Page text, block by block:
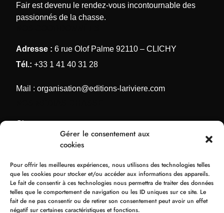
Gérer le consentement aux
cookies
Pour offrir les meilleures expériences, nous utilisons des technologies telles
que les cookies pour stocker et/ou accéder aux informations des appareils.
Le fait de consentir à ces technologies nous permettra de traiter des données
telles que le comportement de navigation ou les ID uniques sur ce site. Le
fait de ne pas consentir ou de retirer son consentement peut avoir un effet
négatif sur certaines caractéristiques et fonctions.
Fair est devenu le rendez-vous incontournable des
passionnés de la chasse.
Adresse : 6 rue Olof Palme 92110 – CLICHY
Tél.: +33 1 41 40 31 28
Mail : organisation@editions-lariviere.com
Chassons.com
Connaissance de la chasse
Armes de Chasse
NOS ORGANISATIONS
Bol d’Or